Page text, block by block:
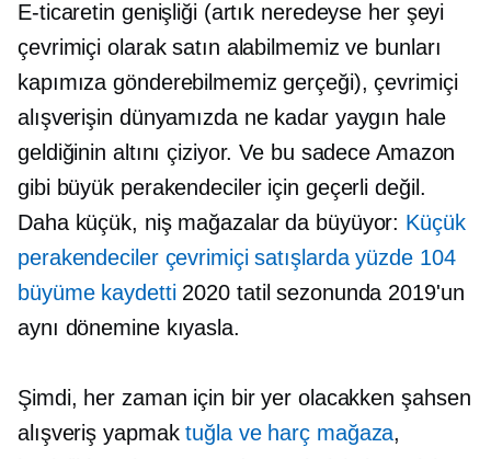
E-ticaretin genişliği (artık neredeyse her şeyi
çevrimiçi olarak satın alabilmemiz ve bunları
kapımıza gönderebilmemiz gerçeği), çevrimiçi
alışverişin dünyamızda ne kadar yaygın hale
geldiğinin altını çiziyor. Ve bu sadece Amazon
gibi büyük perakendeciler için geçerli değil.
Daha küçük, niş mağazalar da büyüyor: Küçük
perakendeciler çevrimiçi satışlarda yüzde 104
büyüme kaydetti2020 tatil sezonunda 2019'un
aynı dönemine kıyasla.
Şimdi, her zaman için bir yer olacakken şahsen
alışveriş yapmaktuğla ve harç mağaza,